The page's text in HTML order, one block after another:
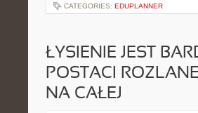
CATEGORIES: EDUPLANNER
ŁYSIENIE JEST
POSTACI
NA CAŁEJ